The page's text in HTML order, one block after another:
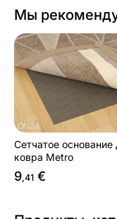
Мы
Сетчатое
Найдите
Сетчатое основание
ковра Metro
9,41 €